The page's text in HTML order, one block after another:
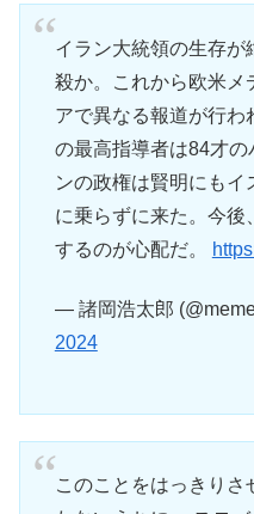
イラン大統領の生存が
殺か。これから欧米メ
アで異なる報道が行わ
の最高指導者は84才
ンの政権は賢明にも
に乗らずに来た。今後
するのが心配だ。
— 諸岡浩太郎
2024
このことをはっきり